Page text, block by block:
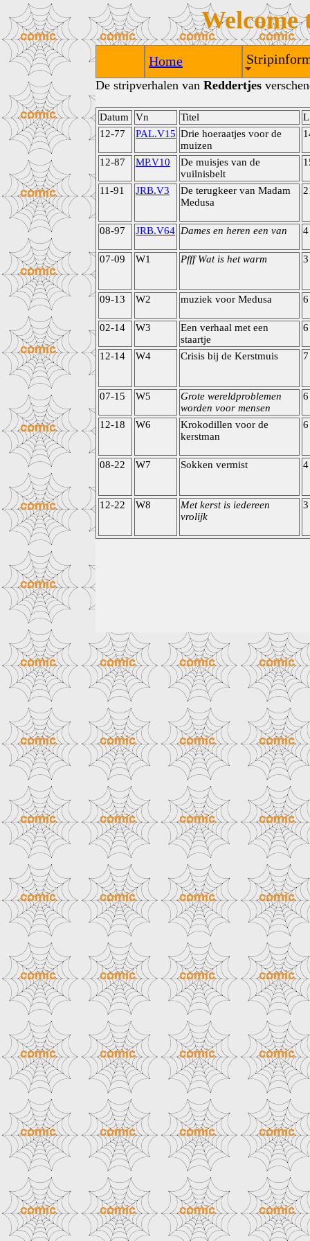
Welcome
Home
De stripverhalen van Reddertjes
Datum Vn Titel
L
12-77
PAL.V15 Drie hoeraatjes voor de
muizen
12-87 MP.V10
De muisjes van de
vuilnisbelt
11-91 JRB.V3
De terugkeer van Madam
Medusa
08-97 JRB.V64 Dames en heren een van 4
07-09 W1 Pfff Wat is het warm 3
09-13 W2 muziek voor Medusa 6
02-14 W3
Een verhaal met een
staartje
6
12-14 W4 Crisis bij de Kerstmuis 7
07-15 W5
Grote wereldproblemen
worden voor mensen
6
12-18 W6
Krokodillen voor de
kerstman
6
08-22 W7 Sokken vermist 4
12-22 W8
Met kerst is iedereen
vrolijk
3